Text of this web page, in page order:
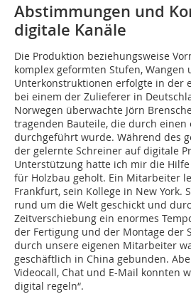
Abstimmungen und
digitale Kanäle
Die Produktion beziehungsweise
komplex geformten Stufen, Wangen
Unterkonstruktionen erfolgte in der
bei einem der Zulieferer in
Norwegen überwachte Jörn
tragenden Bauteile, die durch einen
durchgeführt wurde. Während des
der gelernte Schreiner auf digitale
Unterstützung hatte ich mir die
für Holzbau geholt. Ein Mitarbeiter
Frankfurt, sein Kollege in New York.
rund um die Welt geschickt und
Zeitverschiebung ein enormes
der Fertigung und der Montage der
durch unsere eigenen Mitarbeiter
geschäftlich in China gebunden.
Videocall, Chat und E-Mail konnten
digital regeln“.